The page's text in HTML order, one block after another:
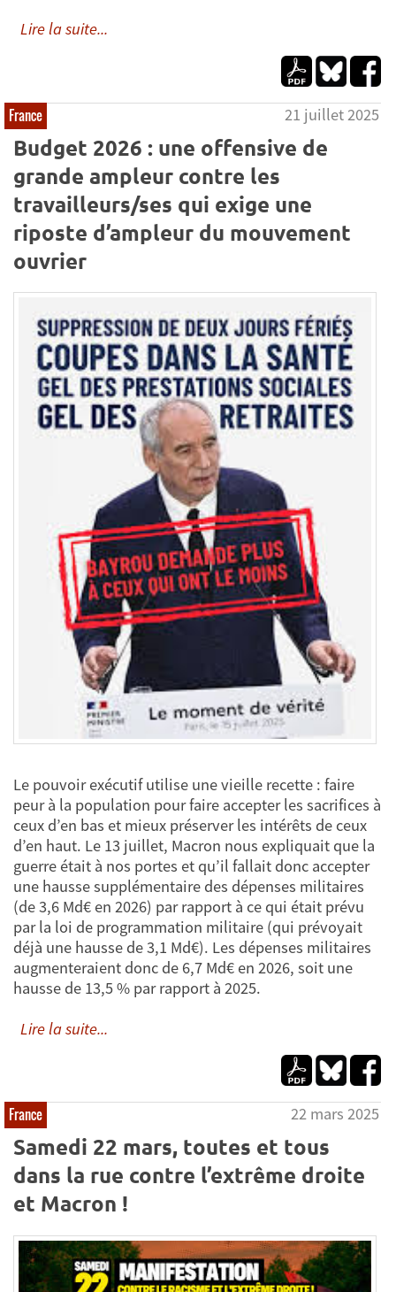
Lire la suite...
France 21 juillet 2025
Budget 2026 : une offensive de
grande ampleur contre les
travailleurs/ses qui exige une
riposte d’ampleur du mouvement
ouvrier
Le pouvoir exécutif utilise une vieille recette : faire
peur à la population pour faire accepter les sacrifices à
ceux d’en bas et mieux préserver les intérêts de ceux
d’en haut. Le 13 juillet, Macron nous expliquait que la
guerre était à nos portes et qu’il fallait donc accepter
une hausse supplémentaire des dépenses militaires
(de 3,6 Md€ en 2026) par rapport à ce qui était prévu
par la loi de programmation militaire (qui prévoyait
déjà une hausse de 3,1 Md€). Les dépenses militaires
augmenteraient donc de 6,7 Md€ en 2026, soit une
hausse de 13,5 % par rapport à 2025.
Lire la suite...
France 22 mars 2025
Samedi 22 mars, toutes et tous
dans la rue contre l’extrême droite
et Macron !